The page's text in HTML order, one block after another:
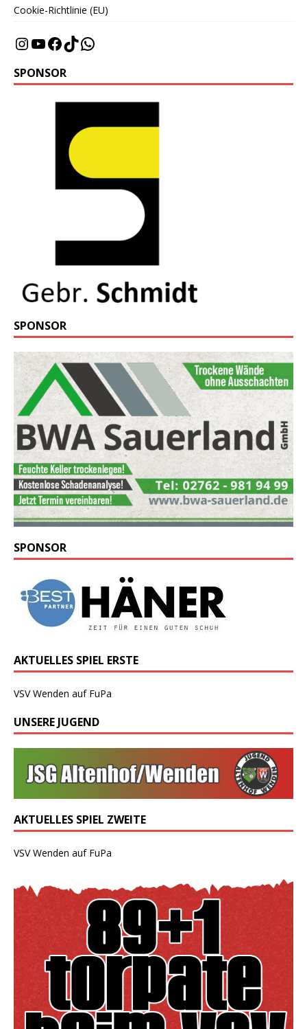
Cookie-Richtlinie (EU)
SPONSOR
SPONSOR
SPONSOR
AKTUELLES SPIEL ERSTE
VSV Wenden auf FuPa
UNSERE JUGEND
AKTUELLES SPIEL ZWEITE
VSV Wenden auf FuPa